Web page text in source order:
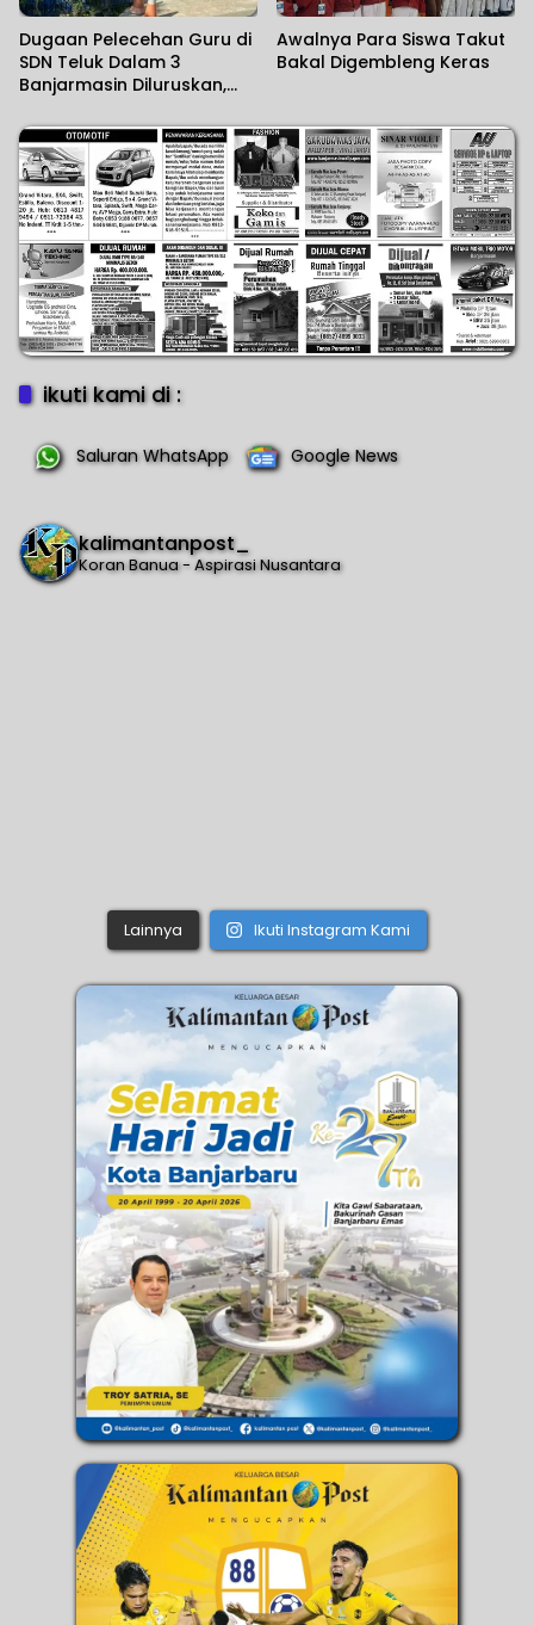
Dugaan Pelecehan Guru di
SDN Teluk Dalam 3
Banjarmasin Diluruskan,
Paham
Awalnya Para Siswa Takut
Bakal Digembleng Keras
ikuti kami di :
Saluran WhatsApp Google News
kalimantanpost_
Koran Banua - Aspirasi Nusantara
Lainnya Ikuti Instagram Kami